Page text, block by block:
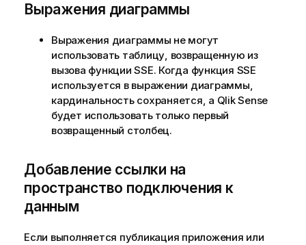
Выражения диаграммы
Выражения диаграммы не могут
использовать таблицу, возвращенную из
вызова функции SSE. Когда функция SSE
используется в выражении диаграммы,
кардинальность сохраняется, а Qlik Sense
будет использовать только первый
возвращенный столбец.
Добавление ссылки на
пространство подключения к
данным
Если выполняется публикация приложения или